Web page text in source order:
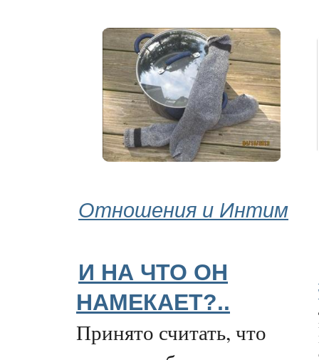
Отношения и Интим
И НА ЧТО ОН
НАМЕКАЕТ?..
Принято считать, что